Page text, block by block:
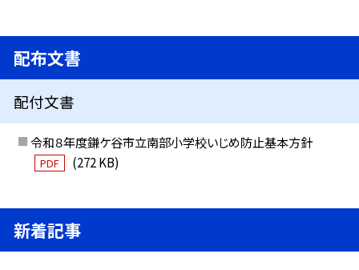
配布文書
配付文書
令和８年度鎌ケ谷市立南部小学校いじめ防止基本方針
PDF (272 KB)
新着記事